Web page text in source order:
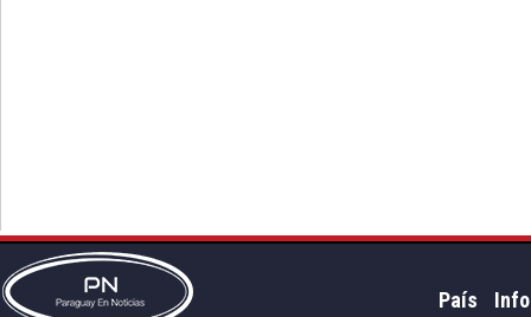
País